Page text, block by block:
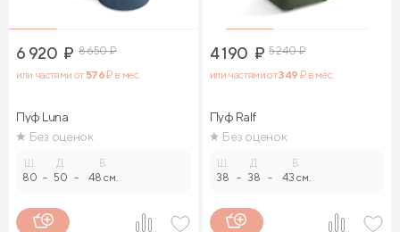
6 920 ₽ 8 650₽
или частями от576₽ в мес.
Пуф Luna
Без оценок
80 -
Д.
50 -
В.
48 см.
4 190 ₽ 5 240₽
или частями от349 ₽ в мес.
Пуф Ralf
Без оценок
38 -
Д.
38 -
В.
43 см.